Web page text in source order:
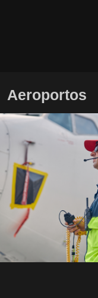
Aeroportos